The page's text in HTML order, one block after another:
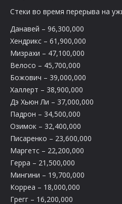
Стеки во время перерыва на
Данавей – 96,300,000
Хендрикс – 61,900,000
Мизрахи – 47,100,000
Велосо – 45,700,000
Божович – 39,000,000
Халлерт – 38,900,000
Дэ Хьюн Ли – 37,000,000
Падрон – 34,500,000
Озимок – 32,400,000
Писаренко – 23,600,000
Маргетс – 22,200,000
Герра – 21,500,000
Мингини – 19,700,000
Корреа – 18,000,000
Грегг – 16,200,000